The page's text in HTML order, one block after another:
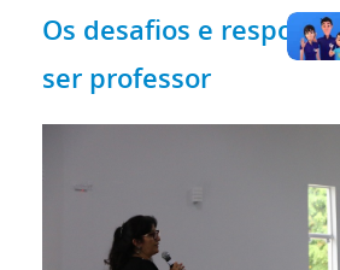
Os desafios e
ser professor